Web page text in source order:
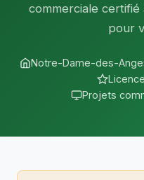
commerciale
pour
Notre-Dame-des-
Projets